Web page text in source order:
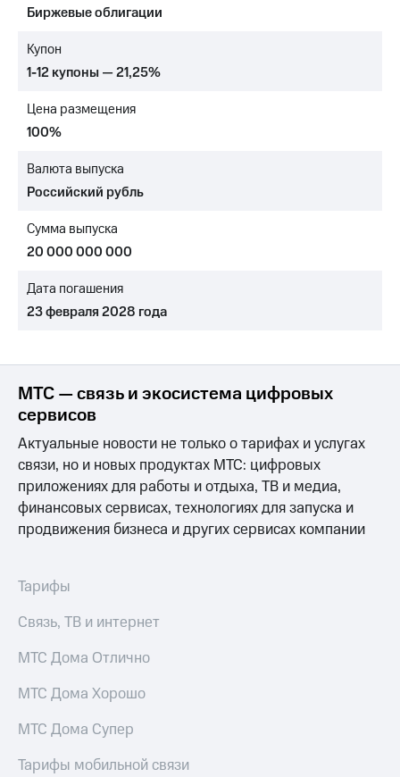
Достижения
Интервью
отчетность
Контакты
Новости
в
и акционерам
Корпоративное
Корпоративный
секретарь
Раскрытие
информации
Информация
акционерам
Документы
ПАО
"МТС"
Собрания
акционеров
капитал
и
Рынок
Описание
Программа
Биржевые облигации
Купон
1-12 купоны — 21,25%
Цена размещения
100%
Валюта выпуска
Российский рубль
Сумма выпуска
20 000 000 000
Дата погашения
23 февраля 2028 года
МТС — связь и экосистема цифровых
сервисов
Актуальные новости не только о тарифах и услугах
связи, но и новых продуктах МТС: цифровых
приложениях для работы и отдыха, ТВ и медиа,
финансовых сервисах, технологиях для запуска и
продвижения бизнеса и других сервисах компании
Тарифы
Связь, ТВ и интернет
МТС Дома Отлично
МТС Дома Хорошо
МТС Дома Супер
Тарифы мобильной связи